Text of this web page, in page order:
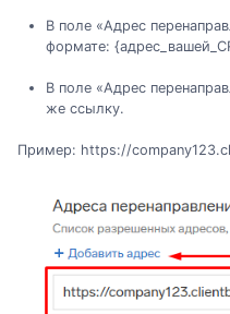
В поле «Адрес
формате:
В поле «Адрес
же ссылку.
Пример: https://